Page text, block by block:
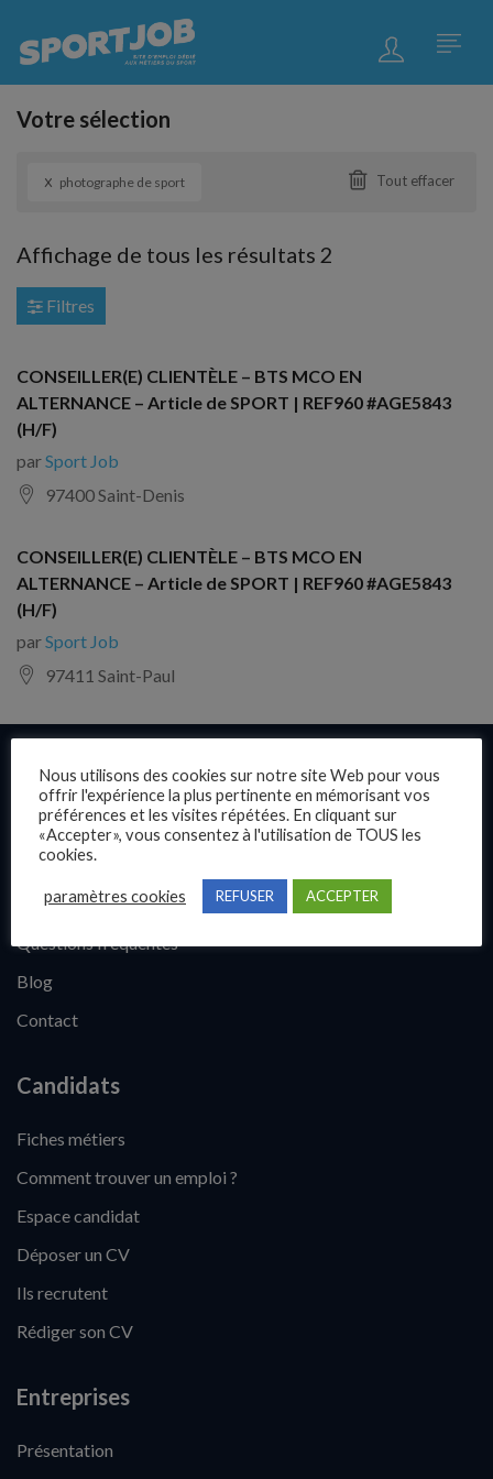
Votre sélection
x photographe de sport Tout effacer
Affichage de tous les résultats 2
Filtres
CONSEILLER(E) CLIENTÈLE – BTS MCO EN
ALTERNANCE – Article de SPORT | REF960 #AGE5843
(H/F)
parSport Job
97400 Saint-Denis
CONSEILLER(E) CLIENTÈLE – BTS MCO EN
ALTERNANCE – Article de SPORT | REF960 #AGE5843
(H/F)
parSport Job
97411 Saint-Paul
Liens rapides
Présentation
Publier une annonce
Offres d’emploi
Questions fréquentes
Blog
Contact
Candidats
Fiches métiers
Comment trouver un emploi ?
Espace candidat
Déposer un CV
Ils recrutent
Rédiger son CV
Entreprises
Présentation
Nous utilisons des cookies sur notre site Web pour vous
offrir l'expérience la plus pertinente en mémorisant vos
préférences et les visites répétées. En cliquant sur
«Accepter», vous consentez à l'utilisation de TOUS les
cookies.
paramètres cookies REFUSER ACCEPTER